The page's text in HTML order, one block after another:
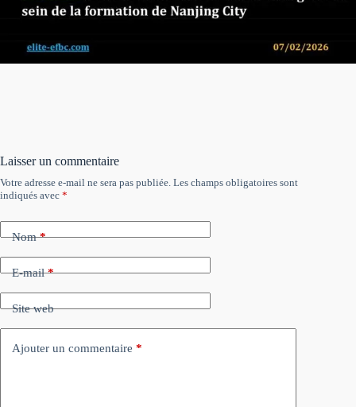
Laisser un commentaire
Votre adresse e-mail ne sera pas publiée. Les champs obligatoires sont
indiqués avec *
Nom*
E-mail*
Site web
Ajouter un commentaire *